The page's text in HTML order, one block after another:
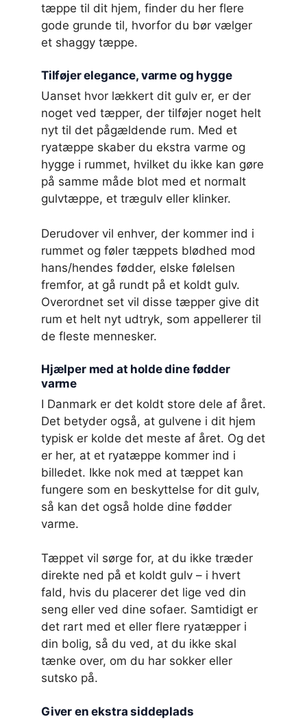
tæppe til dit hjem, finder du her flere
gode grunde til, hvorfor du bør vælger
et shaggy tæppe.
Tilføjer elegance, varme og hygge
Uanset hvor lækkert dit gulv er, er der
noget ved tæpper, der tilføjer noget helt
nyt til det pågældende rum. Med et
ryatæppe skaber du ekstra varme og
hygge i rummet, hvilket du ikke kan gøre
på samme måde blot med et normalt
gulvtæppe, et trægulv eller klinker.
Derudover vil enhver, der kommer ind i
rummet og føler tæppets blødhed mod
hans/hendes fødder, elske følelsen
fremfor, at gå rundt på et koldt gulv.
Overordnet set vil disse tæpper give dit
rum et helt nyt udtryk, som appellerer til
de fleste mennesker.
Hjælper med at holde dine fødder
varme
I Danmark er det koldt store dele af året.
Det betyder også, at gulvene i dit hjem
typisk er kolde det meste af året. Og det
er her, at et ryatæppe kommer ind i
billedet. Ikke nok med at tæppet kan
fungere som en beskyttelse for dit gulv,
så kan det også holde dine fødder
varme.
Tæppet vil sørge for, at du ikke træder
direkte ned på et koldt gulv – i hvert
fald, hvis du placerer det lige ved din
seng eller ved dine sofaer. Samtidigt er
det rart med et eller flere ryatæpper i
din bolig, så du ved, at du ikke skal
tænke over, om du har sokker eller
sutsko på.
Giver en ekstra siddeplads